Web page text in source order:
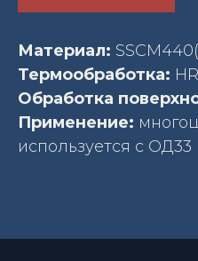
Материал:
Термообработка:
Обработка
Применение:
используется с ОД33